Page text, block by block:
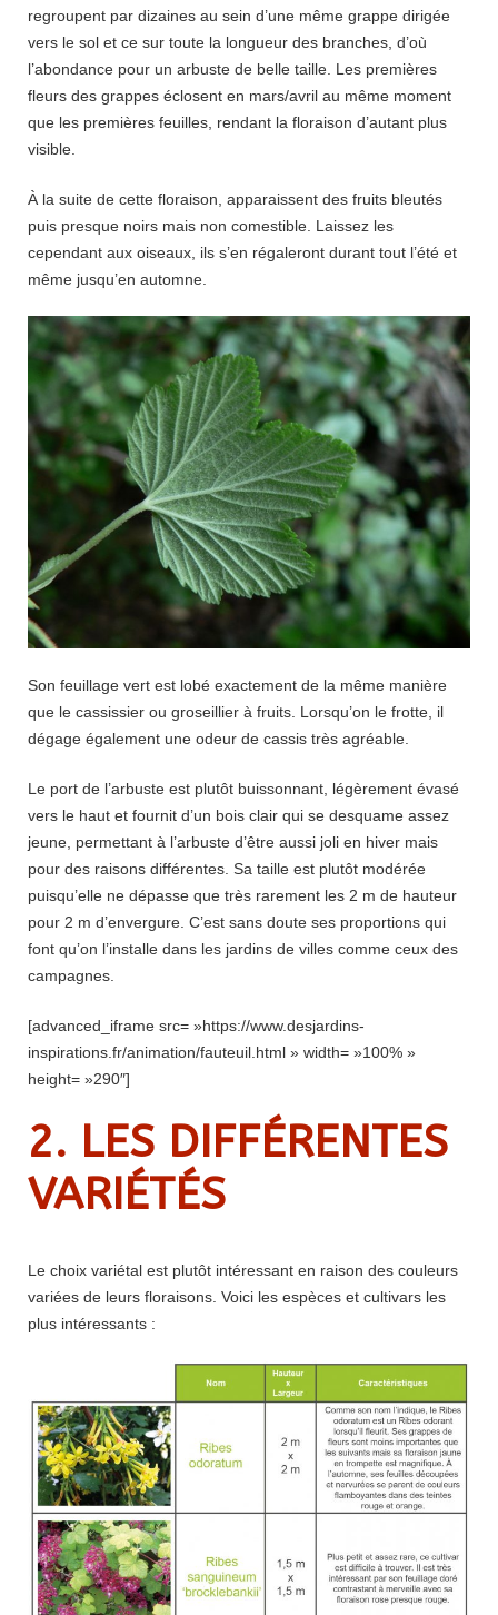
regroupent par dizaines au sein d’une même grappe dirigée
vers le sol et ce sur toute la longueur des branches, d’où
l’abondance pour un arbuste de belle taille. Les premières
fleurs des grappes éclosent en mars/avril au même moment
que les premières feuilles, rendant la floraison d’autant plus
visible.
À la suite de cette floraison, apparaissent des fruits bleutés
puis presque noirs mais non comestible. Laissez les
cependant aux oiseaux, ils s’en régaleront durant tout l’été et
même jusqu’en automne.
Son feuillage vert est lobé exactement de la même manière
que le cassissier ou groseillier à fruits. Lorsqu’on le frotte, il
dégage également une odeur de cassis très agréable.
Le port de l’arbuste est plutôt buissonnant, légèrement évasé
vers le haut et fournit d’un bois clair qui se desquame assez
jeune, permettant à l’arbuste d’être aussi joli en hiver mais
pour des raisons différentes. Sa taille est plutôt modérée
puisqu’elle ne dépasse que très rarement les 2 m de hauteur
pour 2 m d’envergure. C’est sans doute ses proportions qui
font qu’on l’installe dans les jardins de villes comme ceux des
campagnes.
[advanced_iframe src= »https://www.desjardins-
inspirations.fr/animation/fauteuil.html » width= »100% »
height= »290″]
2. LES DIFFÉRENTES
VARIÉTÉS
Le choix variétal est plutôt intéressant en raison des couleurs
variées de leurs floraisons. Voici les espèces et cultivars les
plus intéressants :